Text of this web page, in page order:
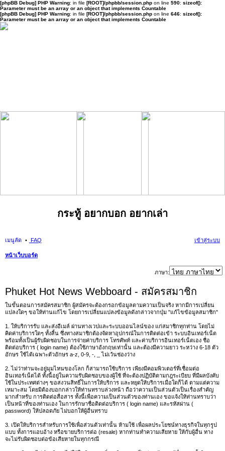
[phpBB Debug] PHP Warning: in file [ROOT]/phpbb/session.php on line 590: sizeof():
Parameter must be an array or an object that implements Countable
[phpBB Debug] PHP Warning: in file [ROOT]/phpbb/session.php on line 646: sizeof():
Parameter must be an array or an object that implements Countable
กระทู้ อยากบอก อยากเล่า
เมนูลัด FAQ เข้าสู่ระบบ
หน้าเว็บบอร์ด
นห
ภาษา:
Phuket Hot News Webboard - สมัครสมาชิก
ในขั้นตอนการสมัครสมาชิก ผู้สมัครจะต้องกรอกข้อมูลตามความเป็นจริง หากมีการเปลี่ยน
แปลงใดๆ ขอให้ท่านแก้ไข โดยการเปลี่ยนแปลงข้อมูลดังกล่าวจากปุ่ม "แก้ไขข้อมูลสมาชิก"
1. ให้บริการรับ และส่งอีเมล์ ผ่านทางเวปและระบบออนไลน์ของ แก่สมาชิกทุกท่าน โดยไม่
คิดค่าบริการใดๆ ทั้งสิ้น ซึ่งทางสมาชิกต้องจัดหาอุปกรณ์ในการติดต่อเข้า ระบบอินเทอร์เน็ต
พร้อมทั้งเป็นผู้รับผิดชอบในการจ่ายค่าบริการ โทรศัพท์ และค่าบริการอินเทอร์เน็ตเอง ชื่อ
ติดต่อบริการ ( login name) ต้องใช้ภาษาอังกฤษเท่านั้น และต้องมีความยาว ระหว่าง 6-18 ตัว
อักษร ใช้ได้เฉพาะตัวอักษร a-z, 0-9, -, _ ไม่เว้นช่องว่าง
2. ไม่ว่าท่านจะอยู่มุมไหนของโลก ก็สามารถใช้บริการ เพียงมีคอมพิวเตอร์ที่เชื่อมต่อ
อินเทอร์เน็ตได้ ทั้งนี้อยู่ในความรับผิดชอบของผู้ใช้ ที่จะต้องปฏิบัติตามกฎระเบียบ ที่มีผลบังคับ
ใช้ในประเทศต่างๆ ขอสงวนสิทธิ์ในการให้บริการ และหยุดให้บริการเมื่อใดก็ได้ ตามแต่ความ
เหมาะสม โดยมิต้องบอกกล่าวให้ท่านทราบล่วงหน้า ถือว่าความเป็นส่วนตัวเป็นเรื่องสำคัญ
มากสำหรับ การติดต่อสื่อสาร ทั้งนี้เพื่อความเป็นส่วนตัวของท่านเอง ขอแจ้งให้ท่านทราบว่า
เป็นหน้าที่ของท่านเอง ในการรักษาชื่อติดต่อบริการ ( login name) และรหัสผ่าน (
password) ให้ปลอดภัย ไม่บอกให้ผู้อื่นทราบ
3. เปิดให้บริการสำหรับการใช้เพื่อส่วนตัวเท่านั้น ห้ามใช้ เพื่อผลประโยชน์ทางธุรกิจในทุกรูป
แบบ ทั้งการแอบอ้าง หรือขายบริการต่อ (resale) หากท่านทำความเสียหาย ให้กับผู้อื่น ทาง
จะไม่รับผิดชอบต่อข้อเสียหายในทุกกรณี